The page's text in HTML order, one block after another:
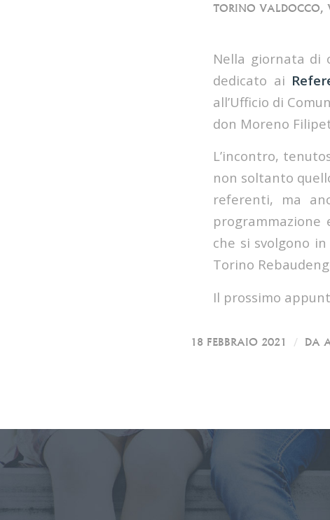
TORINO VALDOCCO,
Nella giornata di
dedicato ai
all’Ufficio di
don Moreno
L’incontro,
non soltanto
referenti, ma
che si svolgono
Torino
Il prossimo
18 FEBBRAIO 2021 / DA